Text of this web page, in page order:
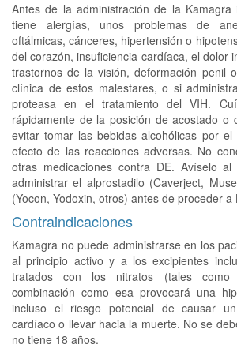
Antes de la administración de la
tiene alergías, unos problemas de
oftálmicas, cánceres, hipertensión o
del corazón, insuficiencia cardíaca, el dolor
trastornos de la visión, deformación penil
clínica de estos malestares, o si
proteasa en el tratamiento del VIH.
rápidamente de la posición de acostado o
evitar tomar las bebidas alcohólicas por
efecto de las reacciones adversas. No
otras medicaciones contra DE. Avíselo
administrar el alprostadilo (Caverject,
(Yocon, Yodoxin, otros) antes de proceder a
Contraindicaciones
Kamagra no puede administrarse en los
al principio activo y a los excipientes
tratados con los nitratos (tales como
combinación como esa provocará una
incluso el riesgo potencial de causar
cardíaco o llevar hacia la muerte. No se
no tiene 18 años.